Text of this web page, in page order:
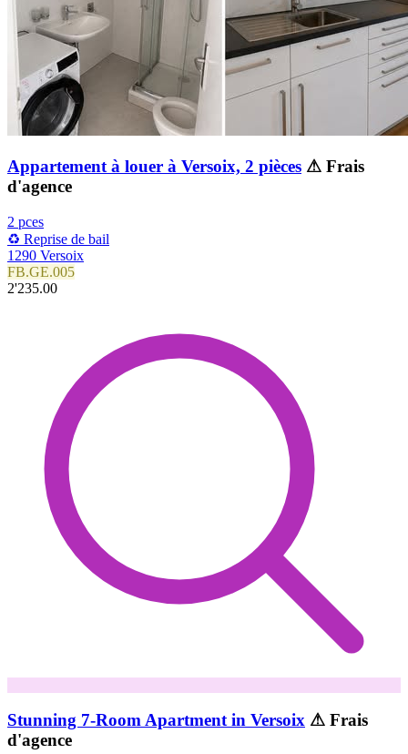
Appartement à louer à Versoix, 2 pièces ⚠ Frais
d'agence
2 pces
♻️ Reprise de bail
1290 Versoix
FB.GE.005
2'235.00
Stunning 7-Room Apartment in Versoix ⚠ Frais
d'agence